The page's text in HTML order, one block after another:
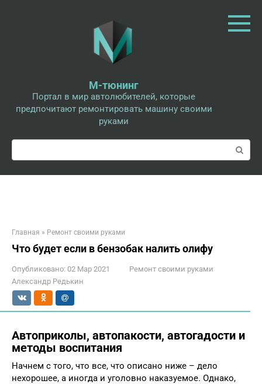
М-тюнинг
Портал в мир автолюбителей, которые
предпочитают ремонтировать машину своими
руками
Поиск:
Главная » Ремонт своими руками
Что будет если в бензобак налить олифу
Опубликовано: 02 Мар 2021
Ремонт своими руками
Александр Редькин
Автоприколы, автопакости, автогадости и
методы воспитания
Начнем с того, что все, что описано ниже – дело
нехорошее, а иногда и уголовно наказуемое. Однако,